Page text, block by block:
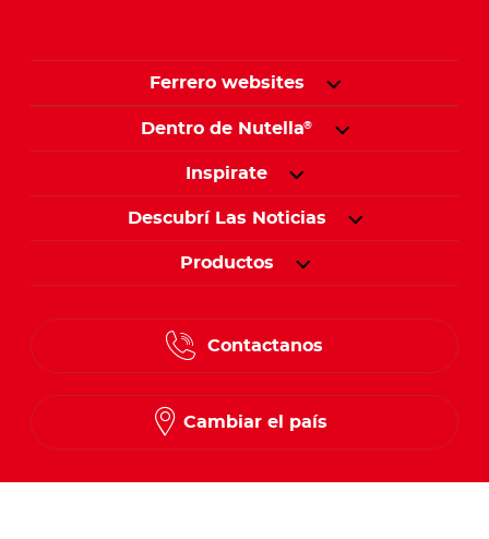
Ferrero websites
Dentro de Nutella®
Inspirate
Descubrí Las Noticias
Productos
Contactanos
Cambiar el país